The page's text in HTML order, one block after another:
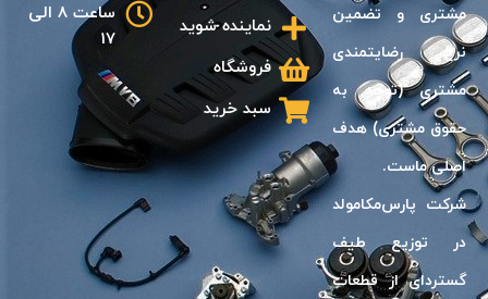
مشترى و تضمين
نرخ رضايتمندى
مشترى (توجه به
حقوق مشترى) هدف
اصلى ماست.
شرکت پارس‌مکامولد
در توزیع طیف
گسترد‌ای از قطعات
نماینده شوید
فروشگاه
سبد خرید
ساعت 8 الی
17